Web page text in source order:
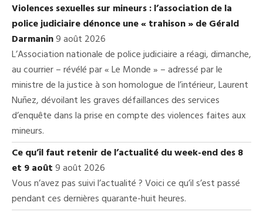
Violences sexuelles sur mineurs : l’association de la
police judiciaire dénonce une « trahison » de Gérald
Darmanin9 août 2026
L’Association nationale de police judiciaire a réagi, dimanche,
au courrier – révélé par « Le Monde » – adressé par le
ministre de la justice à son homologue de l’intérieur, Laurent
Nuñez, dévoilant les graves défaillances des services
d’enquête dans la prise en compte des violences faites aux
mineurs.
Ce qu’il faut retenir de l’actualité du week-end des 8
et 9 août9 août 2026
Vous n’avez pas suivi l’actualité ? Voici ce qu’il s’est passé
pendant ces dernières quarante-huit heures.